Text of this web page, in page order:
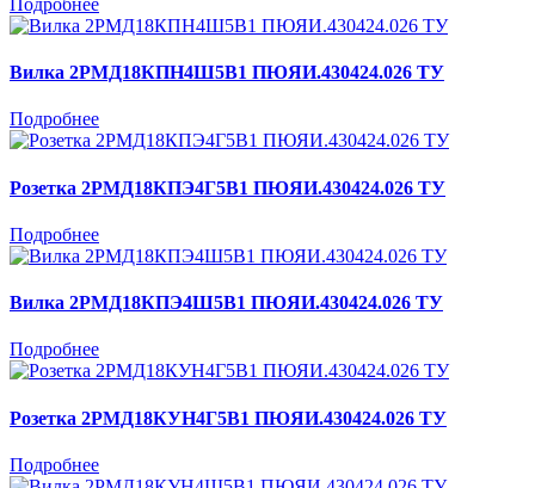
Вилка 2РМД18КПН4Ш5В1 ПЮЯИ.430424.026 ТУ
Подробнее
Розетка 2РМД18КПЭ4Г5В1 ПЮЯИ.430424.026 ТУ
Подробнее
Вилка 2РМД18КПЭ4Ш5В1 ПЮЯИ.430424.026 ТУ
Подробнее
Розетка 2РМД18КУН4Г5В1 ПЮЯИ.430424.026 ТУ
Подробнее